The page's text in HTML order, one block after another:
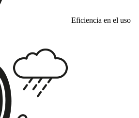
Eficiencia en el uso